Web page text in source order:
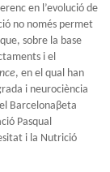
en l’evolució de
no només permet
sobre la base
i el
, en el qual han
i neurociència
Barcelonaβeta
Pasqual
i la Nutrició